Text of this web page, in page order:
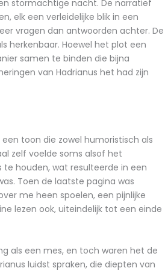
stormachtige nacht. De narratief
elk een verleidelijke blik in een
vragen dan antwoorden achter. De
herkenbaar. Hoewel het plot een
samen te binden die bijna
van Hadrianus het had zijn
toon die zowel humoristisch als
zelf voelde soms alsof het
houden, wat resulteerde in een
Toen de laatste pagina was
me heen spoelen, een pijnlijke
lezen ook, uiteindelijk tot een einde
als een mes, en toch waren het de
luidst spraken, die diepten van